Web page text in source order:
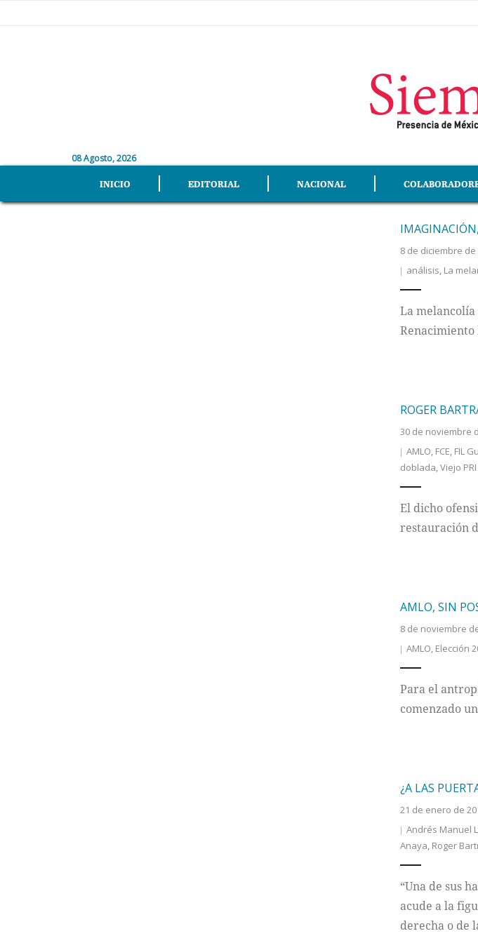
08 Agosto, 2026
INICIO EDITORIAL NACIONAL
8 de diciembre de
análisis, La
La
Renacimiento
ROGER
30 de noviembre
AMLO, FCE, FIL
doblada,Viejo PRI
El dicho
restauración
AMLO, SIN
8 de noviembre
AMLO, Elección
Para el
comenzado
¿A LAS
21 de enero de
Andrés Manuel
Anaya, Roger
“Una de sus
acude a la
derecha o de